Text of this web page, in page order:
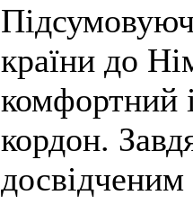
країни до
комфортний
кордон.